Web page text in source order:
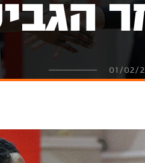
01/02/